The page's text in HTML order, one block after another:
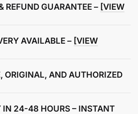
REFUND GUARANTEE – [VIEW
AVAILABLE – [VIEW
ORIGINAL, AND AUTHORIZED
IN 24-48 HOURS – INSTANT